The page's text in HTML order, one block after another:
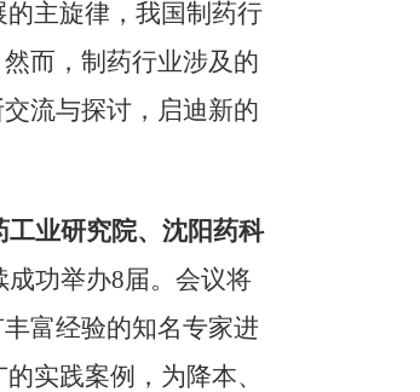
主旋律，我国制药行
而，制药行业涉及的
流与探讨，启迪新的
工业研究院、沈阳药科
成功举办8届。会议将
富经验的知名专家进
实践案例，为降本、